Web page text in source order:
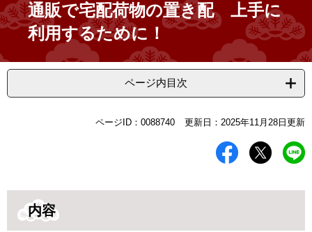
通販で宅配荷物の置き配 上手に
利用するために！
ページ内目次
ページID：0088740 更新日：2025年11月28日更新
内容